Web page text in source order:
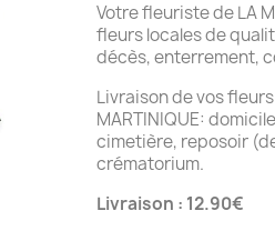
Votre fleuriste de LA
fleurs locales de
décès, enterrement,
Livraison de vos
MARTINIQUE:
cimetière, reposoir
crématorium.
Livraison : 12.90€